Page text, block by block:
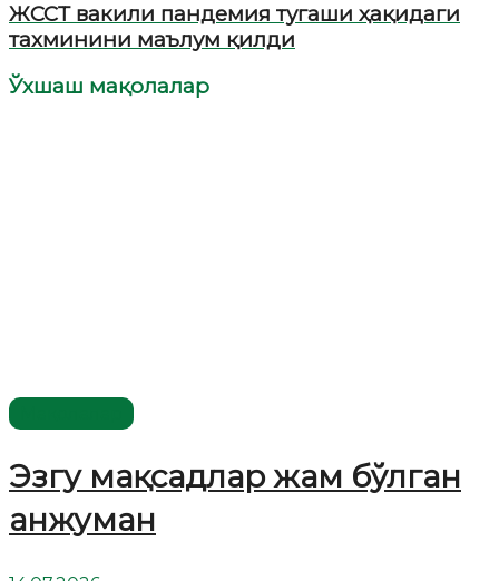
ЖССТ вакили пандемия тугаши ҳақидаги
тахминини маълум қилди
Ўхшаш мақолалар
Эзгу мақсадлар жам бўлган
анжуман